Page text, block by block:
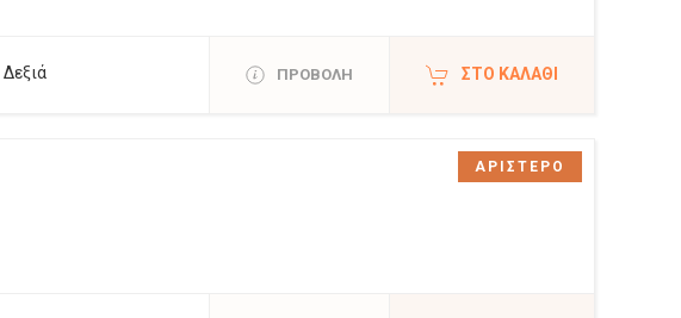
Δεξιά ΠΡΟΒΟΛΗ ΣΤΟ ΚΑΛΆΘΙ
ΑΡΙΣΤΕΡΟ